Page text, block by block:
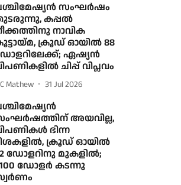
സംഘര്‍ഷം
കപ്പല്‍
നാവിക
ക്രൂഡ് ഓയില്‍ 88
ഏഷ്യന്‍
ചിപ്പ് വിപ്ലവം
Mathew 31 Jul 2026
അയവില്ല,
ഭിന്ന
ക്രൂഡ് ഓയില്‍
ഡോളറിനു മുകളില്‍;
ഡോളര്‍ കടന്നു